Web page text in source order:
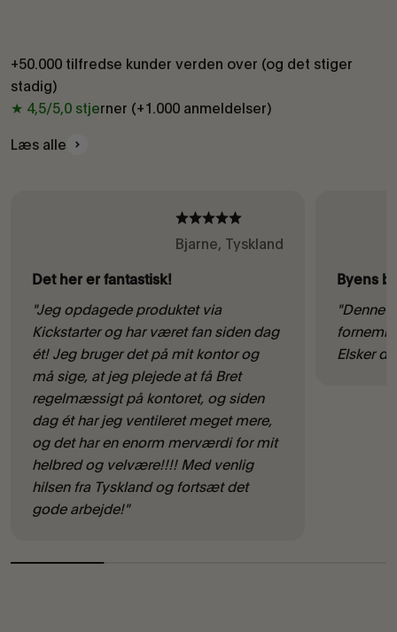
+50.000 tilfredse kunder verden over (og det stiger
stadig)
★ 4,5/5,0 stjerner (+1.000 anmeldelser)
Læs alle
Bjarne, Tyskland
Det her er fantastisk!
"Jeg opdagede produktet via
Kickstarter og har været fan siden dag
ét! Jeg bruger det på mit kontor og
må sige, at jeg plejede at få Bret
regelmæssigt på kontoret, og siden
dag ét har jeg ventileret meget mere,
og det har en enorm merværdi for mit
helbred og velvære!!!! Med venlig
hilsen fra Tyskland og fortsæt det
gode arbejde!"
Byens
"Denne
Elsker